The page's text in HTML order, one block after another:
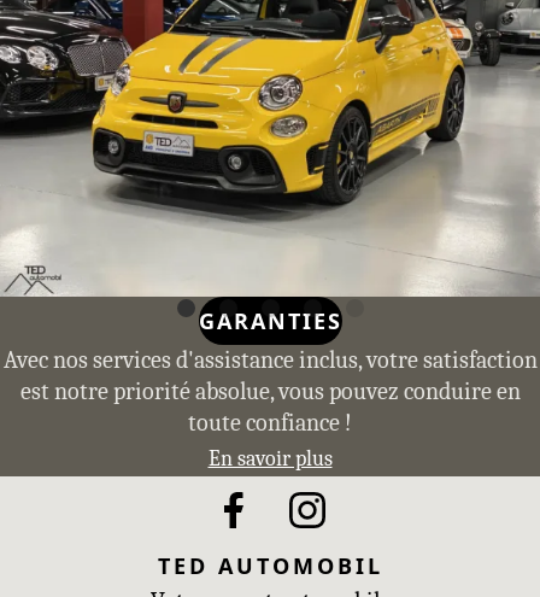
GARANTIES
Avec nos services d'assistance inclus, votre satisfaction
est notre priorité absolue, vous pouvez conduire en
toute confiance !
En savoir plus
TED AUTOMOBIL